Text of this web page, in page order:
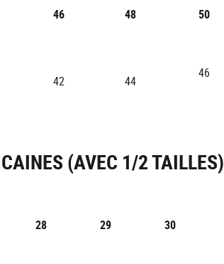
46 48 50
42 44
46
(AVEC 1/2 TAILLES)
28 29 30